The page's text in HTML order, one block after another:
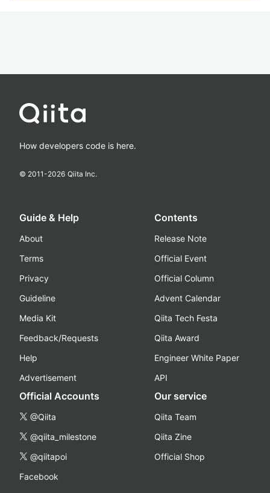
How developers code is here.
© 2011-2026 Qiita Inc.
Guide & Help
About
Terms
Privacy
Guideline
Media Kit
Feedback/Requests
Help
Advertisement
Contents
Release Note
Official Event
Official Column
Advent Calendar
Qiita Tech Festa
Qiita Award
Engineer White Paper
API
Official Accounts
@Qiita
@qiita_milestone
@qiitapoi
Facebook
Our service
Qiita Team
Qiita Zine
Official Shop